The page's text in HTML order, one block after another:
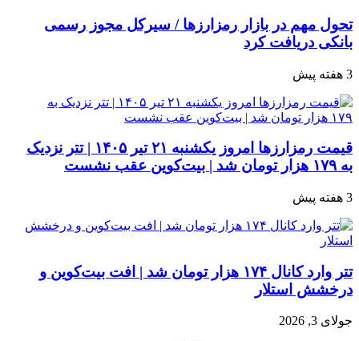
تحول مهم در بازار رمزارزها / سیرکل مجوز رسمی
بانکی دریافت کرد
3 هفته پیش
قیمت رمزارزها امروز یکشنبه ۲۱ تیر ۱۴۰۵ | تتر نزدیک
به ۱۷۹ هزار تومان شد | بیت‌کوین عقب نشست
3 هفته پیش
تتر وارد کانال ۱۷۴ هزار تومان شد | افت بیت‌کوین و
درخشش استلار
جولای 3, 2026